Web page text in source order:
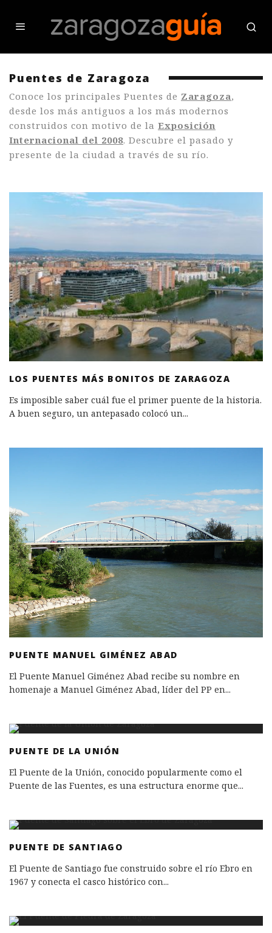
Puentes de Zaragoza
Conoce los principales Puentes de Zaragoza,
desde los más antiguos a los más modernos
construidos con motivo de la Exposición
Internacional del 2008. Descubre el pasado y
presente de la ciudad a través de su río.
LOS PUENTES MÁS BONITOS DE ZARAGOZA
Es imposible saber cuál fue el primer puente de la historia.
A buen seguro, un antepasado colocó un...
PUENTE MANUEL GIMÉNEZ ABAD
El Puente Manuel Giménez Abad recibe su nombre en
homenaje a Manuel Giménez Abad, líder del PP en...
PUENTE DE LA UNIÓN
El Puente de la Unión, conocido popularmente como el
Puente de las Fuentes, es una estructura enorme que...
PUENTE DE SANTIAGO
El Puente de Santiago fue construido sobre el río Ebro en
1967 y conecta el casco histórico con...